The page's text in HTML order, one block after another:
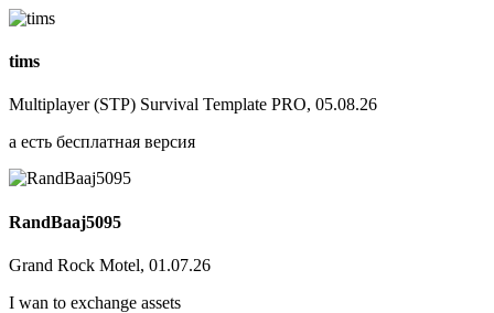
tims
Multiplayer (STP) Survival Template PRO, 05.08.26
а есть бесплатная версия
RandBaaj5095
Grand Rock Motel, 01.07.26
I wan to exchange assets